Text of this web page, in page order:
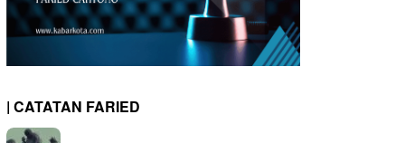
| CATATAN FARIED